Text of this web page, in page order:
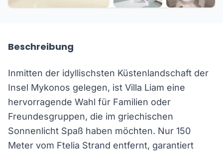
Beschreibung
Inmitten der idyllischsten Küstenlandschaft der
Insel Mykonos gelegen, ist Villa Liam eine
hervorragende Wahl für Familien oder
Freundesgruppen, die im griechischen
Sonnenlicht Spaß haben möchten. Nur 150
Meter vom Ftelia Strand entfernt, garantiert